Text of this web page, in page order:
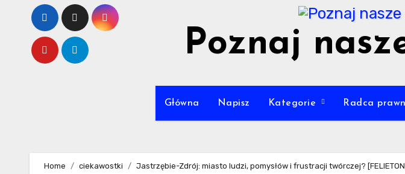
content
Poznaj
Główna Napisz Kategorie Radca
Home ciekawostki Jastrzębie-Zdrój: miasto ludzi, pomysłów i frustracji twórczej?